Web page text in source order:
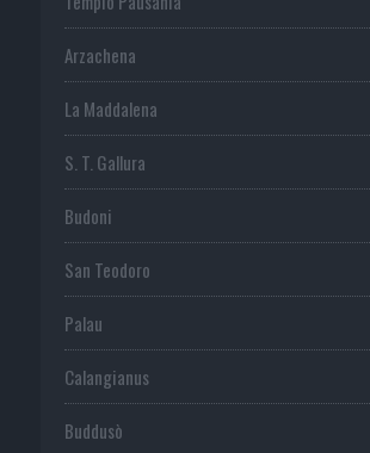
Arzachena
La Maddalena
S. T. Gallura
Budoni
San Teodoro
Palau
Calangianus
Buddusò